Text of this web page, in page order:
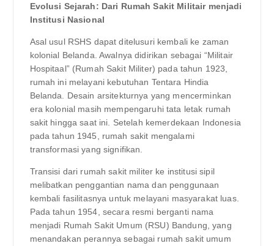
Evolusi Sejarah: Dari Rumah Sakit Militair menjadi
Institusi Nasional
Asal usul RSHS dapat ditelusuri kembali ke zaman
kolonial Belanda. Awalnya didirikan sebagai “Militair
Hospitaal” (Rumah Sakit Militer) pada tahun 1923,
rumah ini melayani kebutuhan Tentara Hindia
Belanda. Desain arsitekturnya yang mencerminkan
era kolonial masih mempengaruhi tata letak rumah
sakit hingga saat ini. Setelah kemerdekaan Indonesia
pada tahun 1945, rumah sakit mengalami
transformasi yang signifikan.
Transisi dari rumah sakit militer ke institusi sipil
melibatkan penggantian nama dan penggunaan
kembali fasilitasnya untuk melayani masyarakat luas.
Pada tahun 1954, secara resmi berganti nama
menjadi Rumah Sakit Umum (RSU) Bandung, yang
menandakan perannya sebagai rumah sakit umum